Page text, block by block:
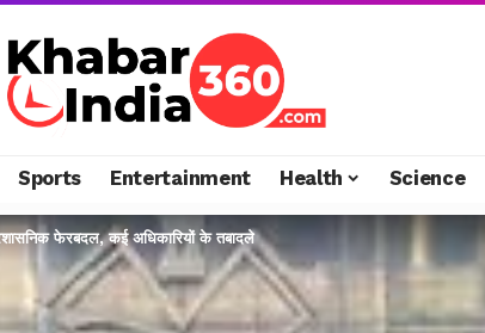
Sports Entertainment Health Science
फेरबदल, कई अधिकारियों के तबादले